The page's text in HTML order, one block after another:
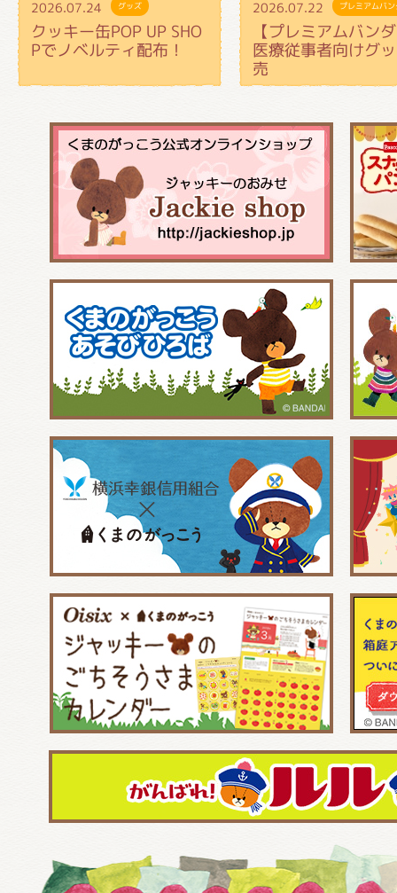
2026.07.24 グッズ
クッキー缶POP UP SHO
Pでノベルティ配布！
2026.07.22 プレミアムバ
【プレミアムバン
医療従事者向けグ
売